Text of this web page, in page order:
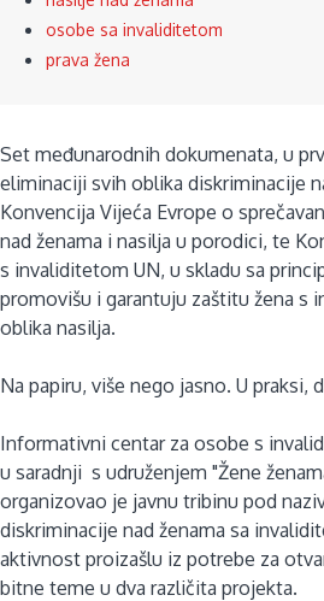
osobe sa invaliditetom
prava žena
Set međunarodnih dokumenata, u
eliminaciji svih oblika diskriminacije
Konvencija Vijeća Evrope o
nad ženama i nasilja u porodici, te
s invaliditetom UN, u skladu sa
promovišu i garantuju zaštitu žena s
oblika nasilja.
Na papiru, više nego jasno. U praksi,
Informativni centar za osobe s
u saradnji s udruženjem "Žene
organizovao je javnu tribinu pod
diskriminacije nad ženama sa
aktivnost proizašlu iz potrebe za
bitne teme u dva različita projekta.